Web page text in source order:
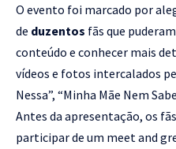
O evento foi marcado por
de duzentos fãs que
conteúdo e conhecer mais
vídeos e fotos intercalados
Nessa”, “Minha Mãe Nem
Antes da apresentação, os
participar de um meet and